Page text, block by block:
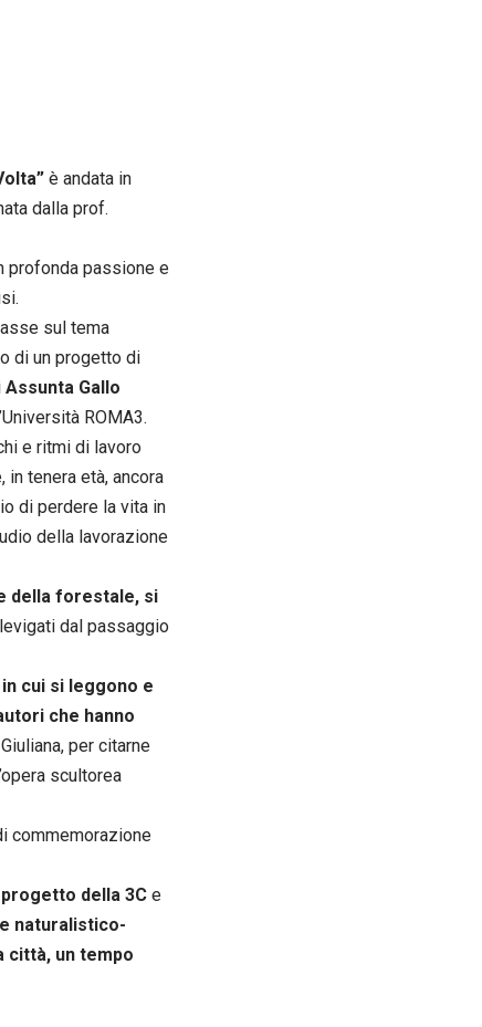
è andata in
dalla prof.
profonda passione e
sul tema
di un progetto di
Assunta Gallo
ROMA3.
e ritmi di lavoro
tenera età, ancora
di perdere la vita in
della lavorazione
della forestale, si
levigati dal passaggio
cui si leggono e
che hanno
per citarne
scultorea
commemorazione
della 3C e
naturalistico-
città, un tempo